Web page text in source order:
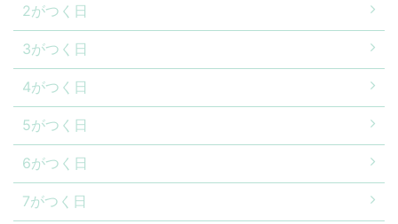
2がつく日
3がつく日
4がつく日
5がつく日
6がつく日
7がつく日